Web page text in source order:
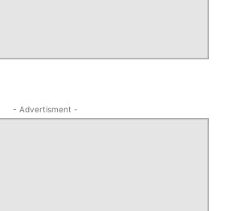
- Advertisment -